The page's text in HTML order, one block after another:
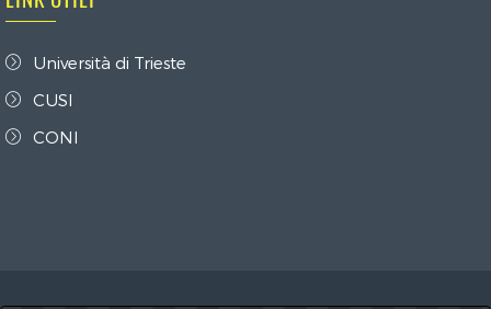
Università di Trieste
CUSI
CONI